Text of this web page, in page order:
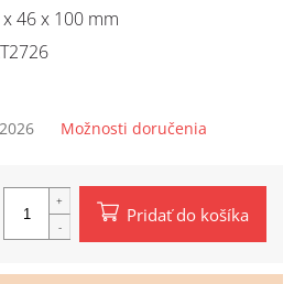
Možnosti doručenia
46 x 100 mm
Pridať do košíka